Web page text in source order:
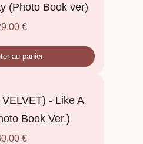
(Photo Book ver)
€
au panier
- Like A
Book Ver.)
€